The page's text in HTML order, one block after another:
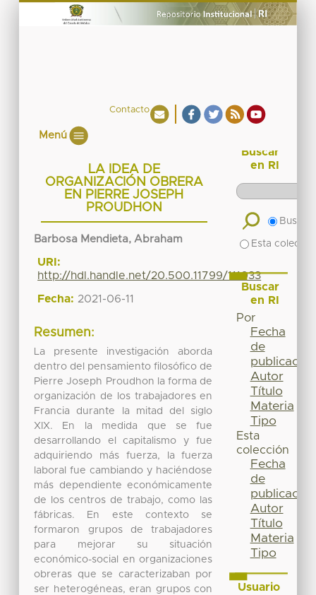
Contacto
Menú
LA IDEA DE
ORGANIZACIÓN OBRERA
EN PIERRE JOSEPH
PROUDHON
Barbosa Mendieta, Abraham
URI:
http://hdl.handle.net/20.500.11799/111033
Fecha: 2021-06-11
Resumen:
La presente investigación aborda
dentro del pensamiento filosófico de
Pierre Joseph Proudhon la forma de
organización de los trabajadores en
Francia durante la mitad del siglo
XIX. En la medida que se fue
desarrollando el capitalismo y fue
adquiriendo más fuerza, la fuerza
laboral fue cambiando y haciéndose
más dependiente económicamente
de los centros de trabajo, como las
fábricas. En este contexto se
formaron grupos de trabajadores
para mejorar su situación
económico-social en organizaciones
obreras que se caracterizaban por
ser heterogéneas, eran grupos con
Buscar
en RI
Buscar
Esta
Buscar
en RI
Por
Fecha
de
publicación
Autor
Título
Materia
Tipo
Esta
colección
Fecha
de
publicación
Autor
Título
Materia
Tipo
Usuario